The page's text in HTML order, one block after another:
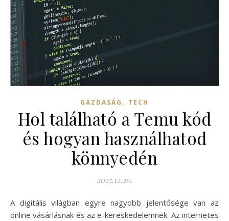
GAZDASÁG , TECH
Hol található a Temu kód
és hogyan használhatod
könnyedén
2025.12.20.
A digitális világban egyre nagyobb jelentősége van az
online vásárlásnak és az e-kereskedelemnek. Az internetes